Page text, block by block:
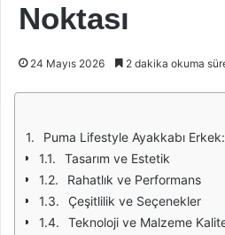
Noktası
24 Mayıs 2026 2 dakika okuma
Puma Lifestyle Ayakkabı Erkek:
Tasarım ve Estetik
Rahatlık ve Performans
Çeşitlilik ve Seçenekler
Teknoloji ve Malzeme